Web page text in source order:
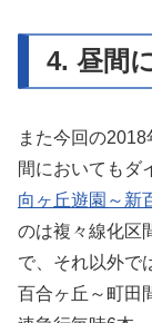
4. 昼間
また今回の
間においてもダ
向ヶ丘遊園～新
のは複々線化区
で、それ以外で
百合ヶ丘～町田